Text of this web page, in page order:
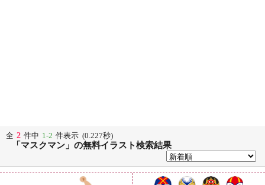
全 2 件中 1-2 件表示 (0.227秒)
「マスクマン」の無料イラスト検索結果